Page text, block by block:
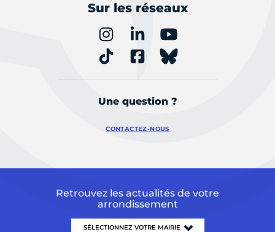
Sur les réseaux
Une question ?
CONTACTEZ-NOUS
Retrouvez les actualités de votre
arrondissement